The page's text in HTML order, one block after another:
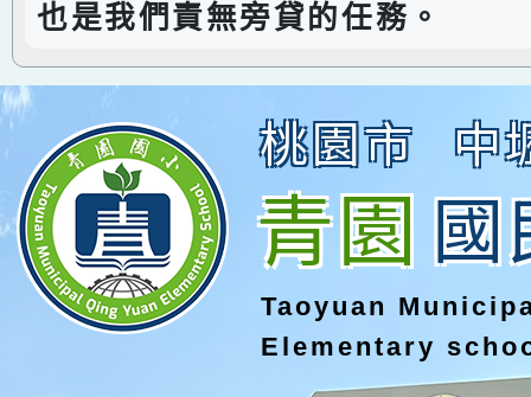
也是我們責無旁貸的任務。
桃園市 中
青園國
Taoyuan
Elementary